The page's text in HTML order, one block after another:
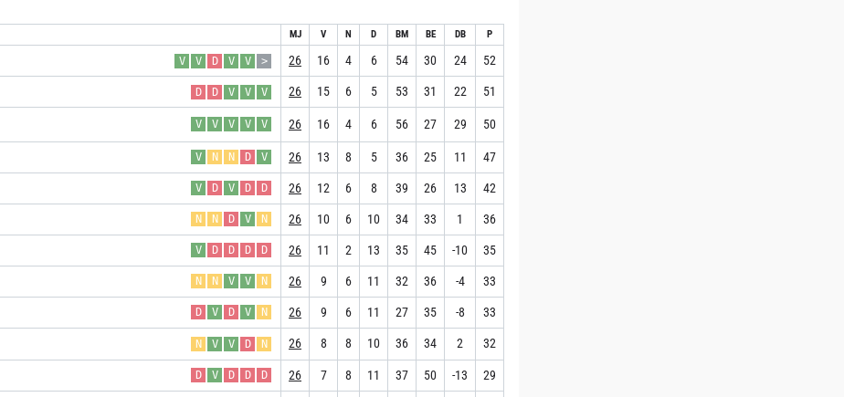
MJ V N D BM BE DB P
V V D V V > 26 16 4 6 54 30 24 52
D D V V V 26 15 6 5 53 31 22 51
V V V V V 26 16 4 6 56 27 29 50
V N N D V 26 13 8 5 36 25 11 47
V D V D D 26 12 6 8 39 26 13 42
N N D V N 26 10 6 10 34 33 1 36
V D D D D 26 11 2 13 35 45 -10 35
N N V V N 26 9 6 11 32 36 -4 33
D V D V N 26 9 6 11 27 35 -8 33
N V V D N 26 8 8 10 36 34 2 32
D V D D D 26 7 8 11 37 50 -13 29